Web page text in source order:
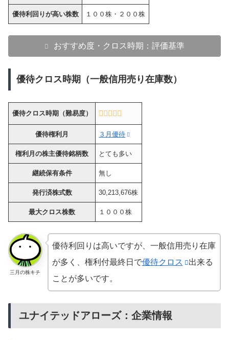
優待利回りが高い株数 １００株・２００株
おすすめ度・クロス時期：評価基準
優待クロス時期（一般信用売り在庫数）
優待クロス時期（難易度）
優待権利月 ３月優待
権利月の株主優待銘柄数 とても多い
継続保有条件 無し
発行済株式数 30,213,676株
最大クロス株数 １０００株
三月の株キチ
優待利回りは高いですが、一般信用売り在庫
が多く、権利付最終日で優待クロス
出来る
ことが多いです。
ユナイテッドアローズ：企業情報